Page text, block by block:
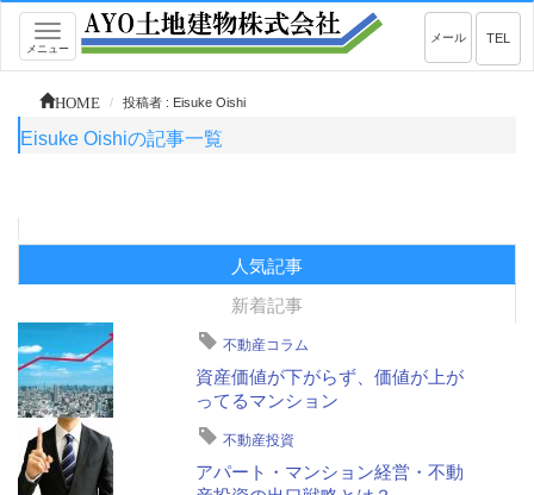
Toggle
navigation
メニュー
TEL
メール
HOME 投稿者 : Eisuke Oishi
Eisuke Oishiの記事一覧
人気記事
新着記事
不動産コラム
資産価値が下がらず、価値が上が
ってるマンション
不動産投資
アパート・マンション経営・不動